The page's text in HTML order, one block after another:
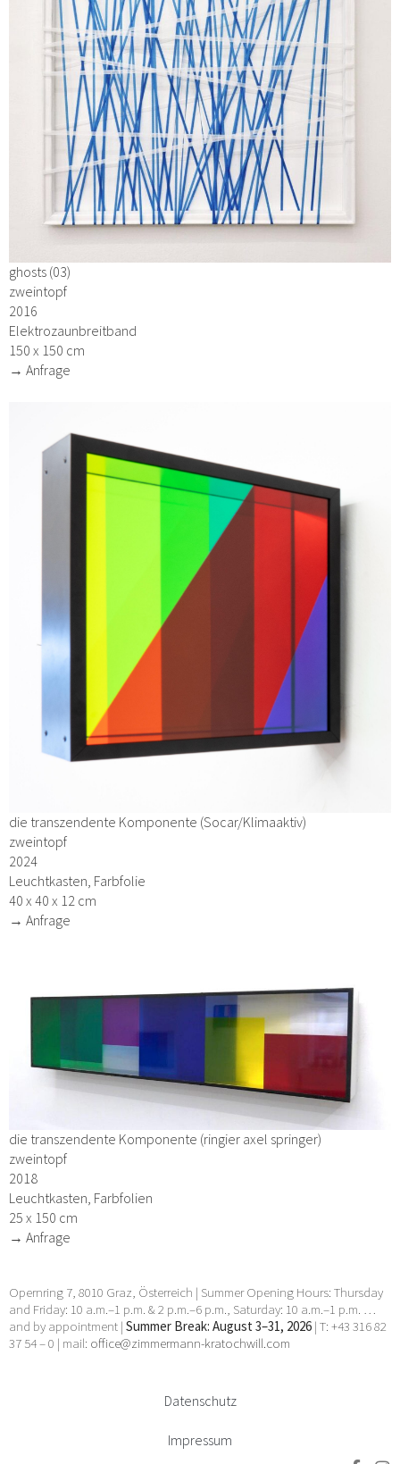
ghosts (03)
zweintopf
2016
Elektrozaunbreitband
150 x 150 cm
→ Anfrage
die transzendente Komponente (Socar/Klimaaktiv)
zweintopf
2024
Leuchtkasten, Farbfolie
40 x 40 x 12 cm
→ Anfrage
die transzendente Komponente (ringier axel springer)
zweintopf
2018
Leuchtkasten, Farbfolien
25 x 150 cm
→ Anfrage
Opernring 7, 8010 Graz, Österreich | Summer Opening Hours: Thursday
and Friday: 10 a.m.–1 p.m. & 2 p.m.–6 p.m., Saturday: 10 a.m.–1 p.m. …
and by appointment | Summer Break: August 3–31, 2026 | T: +43 316 82
37 54 – 0 | mail: office@zimmermann-kratochwill.com
Datenschutz
Impressum